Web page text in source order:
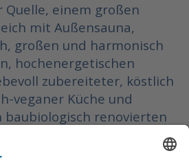
Quelle, einem großen
mit Außensauna,
großen und harmonisch
hochenergetischen
zubereiteter, köstlich
veganer Küche und
baubiologisch renovierten
Balkon. Auch die Essens-
laden zum